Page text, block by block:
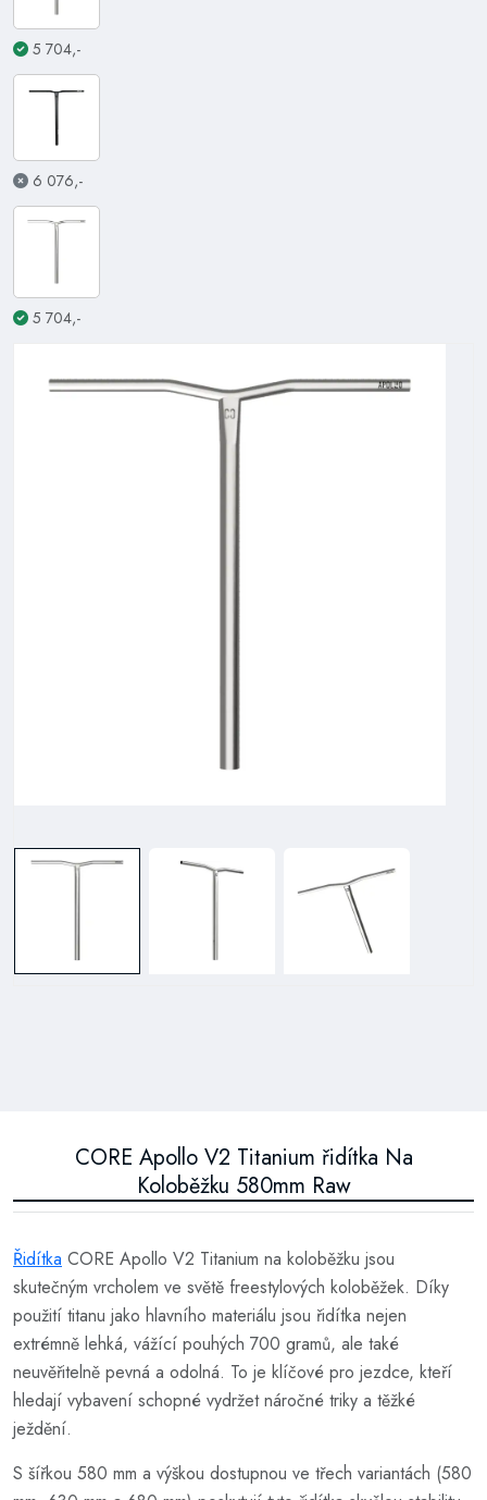
5 704,-
6 076,-
5 704,-
CORE Apollo V2 Titanium řidítka Na
Koloběžku 580mm Raw
Řidítka CORE Apollo V2 Titanium na koloběžku jsou
skutečným vrcholem ve světě freestylových koloběžek. Díky
použití titanu jako hlavního materiálu jsou řidítka nejen
extrémně lehká, vážící pouhých 700 gramů, ale také
neuvěřitelně pevná a odolná. To je klíčové pro jezdce, kteří
hledají vybavení schopné vydržet náročné triky a těžké
ježdění.
S šířkou 580 mm a výškou dostupnou ve třech variantách (580